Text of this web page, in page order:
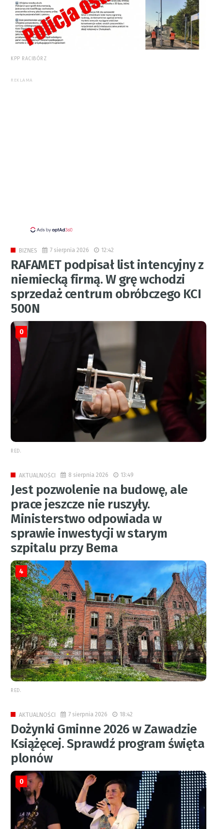
KPP RACIBÓRZ
REKLAMA
BIZNES 7 sierpnia 2026 12:42
RAFAMET podpisał list intencyjny z
niemiecką firmą. W grę wchodzi
sprzedaż centrum obróbczego KCI
500N
0
RED.
AKTUALNOŚCI 8 sierpnia 2026 13:49
Jest pozwolenie na budowę, ale
prace jeszcze nie ruszyły.
Ministerstwo odpowiada w
sprawie inwestycji w starym
szpitalu przy Bema
4
RED.
AKTUALNOŚCI 7 sierpnia 2026 18:42
Dożynki Gminne 2026 w Zawadzie
Książęcej. Sprawdź program święta
plonów
0